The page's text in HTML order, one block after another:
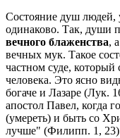
Состояние душ людей,
одинаково. Так, души
вечного блаженства,
вечных мук. Такое
частном суде, который
человека. Это ясно
богаче и Лазаре (Лук.
апостол Павел, когда
(умереть) и быть со
лучше" (Филипп. 1,